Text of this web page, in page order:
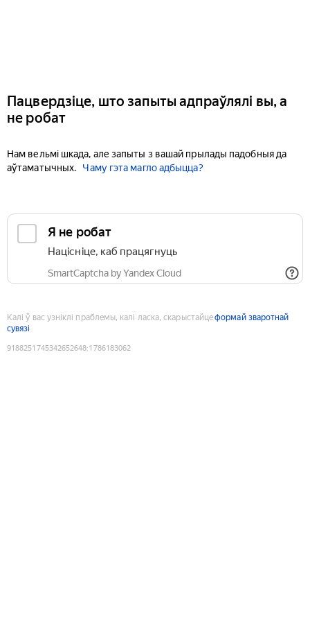
Пацвердзіце, што запыты адпраўлялі вы, а
не робат
Нам вельмі шкада, але запыты з вашай прылады падобныя да
аўтаматычных.
Чаму гэта магло адбыцца?
Я не робат
Націсніце, каб працягнуць
SmartCaptcha by Yandex Cloud
Калі ў вас узніклі праблемы, калі ласка, скарыстайцеформай зваротнай
сувязі
9188251745342652648:1786183062